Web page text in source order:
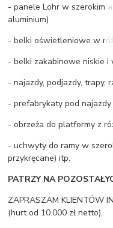
- panele Lohr w szerokim
aluminium)
- belki oświetleniowe w
- belki zakabinowe niskie i
- najazdy, podjazdy, trapy,
- prefabrykaty pod
- obrzeża do platformy z
- uchwyty do ramy w
przykręcane) itp.
PATRZY NA
ZAPRASZAM KLIENTÓW
(hurt od 10.000 zł netto).